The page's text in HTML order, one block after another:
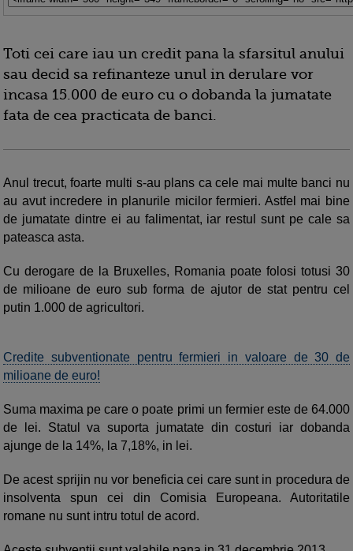
Toti cei care iau un credit pana la sfarsitul anului
sau decid sa refinanteze unul in derulare vor
incasa 15.000 de euro cu o dobanda la jumatate
fata de cea practicata de banci.
Anul trecut, foarte multi s-au plans ca cele mai multe banci nu
au avut incredere in planurile micilor fermieri. Astfel mai bine
de jumatate dintre ei au falimentat, iar restul sunt pe cale sa
pateasca asta.
Cu derogare de la Bruxelles, Romania poate folosi totusi 30
de milioane de euro sub forma de ajutor de stat pentru cel
putin 1.000 de agricultori.
Credite subventionate pentru fermieri in valoare de 30 de
milioane de euro!
Suma maxima pe care o poate primi un fermier este de 64.000
de lei. Statul va suporta jumatate din costuri iar dobanda
ajunge de la 14%, la 7,18%, in lei.
De acest sprijin nu vor beneficia cei care sunt in procedura de
insolventa spun cei din Comisia Europeana. Autoritatile
romane nu sunt intru totul de acord.